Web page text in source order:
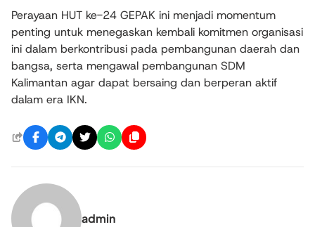
Perayaan HUT ke-24 GEPAK ini menjadi momentum
penting untuk menegaskan kembali komitmen organisasi
ini dalam berkontribusi pada pembangunan daerah dan
bangsa, serta mengawal pembangunan SDM
Kalimantan agar dapat bersaing dan berperan aktif
dalam era IKN.
admin